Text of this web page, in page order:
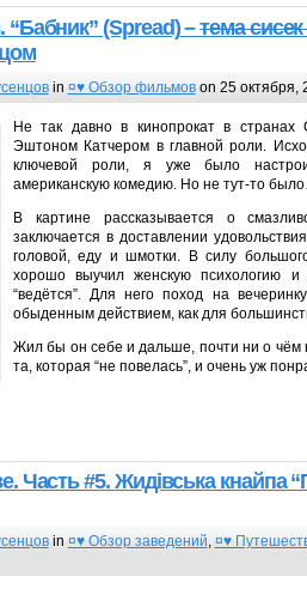
(Spread)–тема
in ¤♥ Обзор фильмовon 25 октября,
Не так давно в кинопрокат в
Эштоном Катчером в главной роли.
ключевой роли, я уже было
американскую комедию. Но не тут-то
В картине рассказывается о
заключается в доставлении
головой, еду и шмотки. В силу
хорошо выучил женскую психологию
“ведётся”. Для него поход на
обыденным действием, как для
Жил бы он себе и дальше, почти ни о чём
та, которая “не повелась”, и очень уж
Часть #5. Жидівська кнайпа
in ¤♥ Обзор заведений, ¤♥